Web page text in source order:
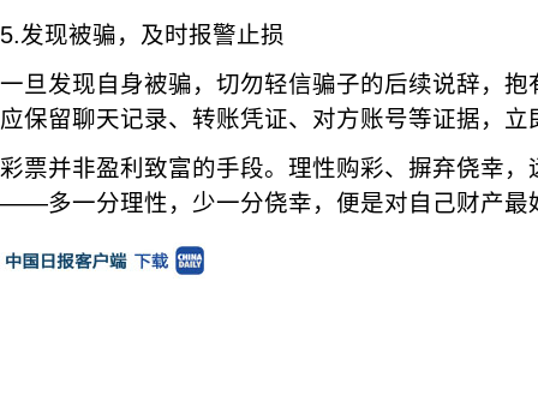
5.发现被骗，及时报警止损
一旦发现自身被骗，切勿轻信骗子的后续说辞，
应保留聊天记录、转账凭证、对方账号等证据，
彩票并非盈利致富的手段。理性购彩、摒弃侥幸
——多一分理性，少一分侥幸，便是对自己财产最